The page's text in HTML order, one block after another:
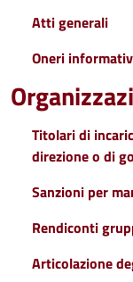
Atti generali
Oneri
Titolari di
direzione o di
Sanzioni per
Rendiconti
Articolazione